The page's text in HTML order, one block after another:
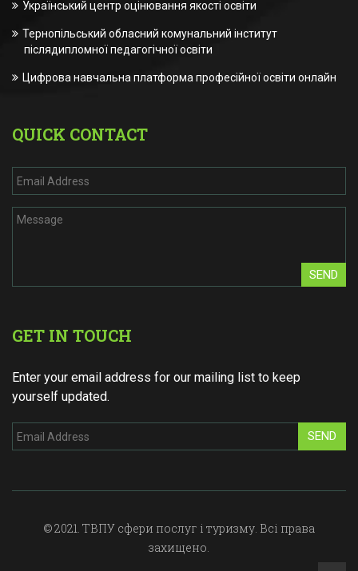
Український центр оцінювання якості освіти
Тернопільський обласний комунальний інститут
післядипломної педагогічної освіти
Цифрова навчальна платформа професійної освіти онлайн
QUICK CONTACT
SEND
GET IN TOUCH
Enter your email address for our mailing list to keep
yourself updated.
SEND
© 2021. ТВПУ сфери послуг і туризму. Всі права
захищено.